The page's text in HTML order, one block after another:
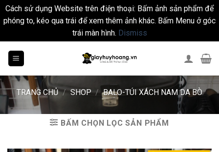
Cách sử dụng Website trên điện thoại: Bấm ảnh sản phẩm để
phóng to, kéo qua trái để xem thêm ảnh khác. Bấm Menu ở góc
trái màn hình. Dismiss
TRANG CHỦ / SHOP / BALO-TÚI XÁCH NAM DA BÒ
BẤM CHỌN LỌC SẢN PHẨM